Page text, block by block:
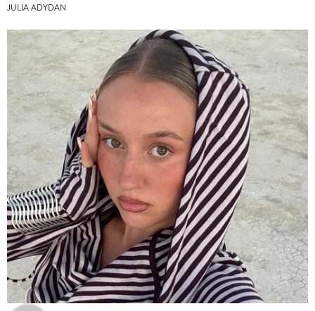
JULIA ADYDAN